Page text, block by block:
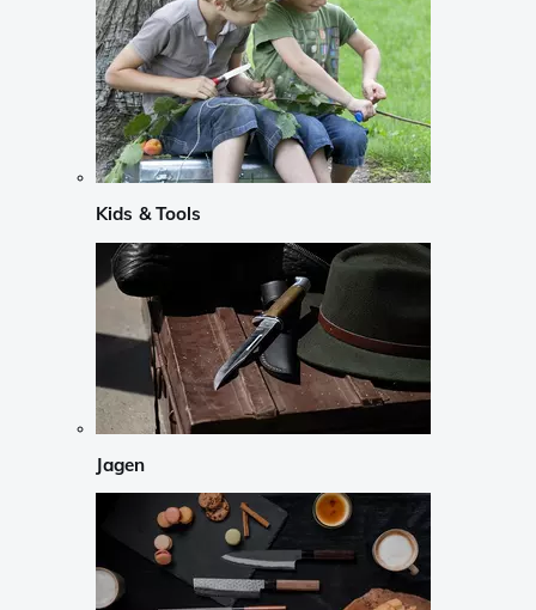
Kids & Tools
Jagen